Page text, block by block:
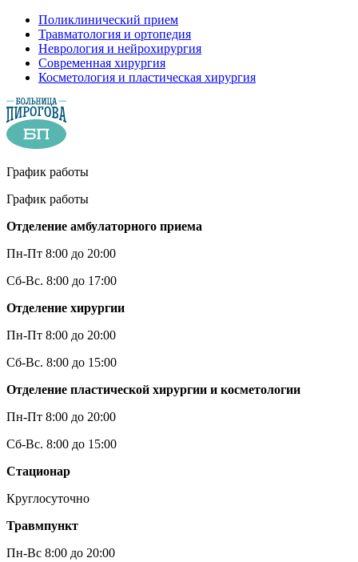
Поликлинический прием
Травматология и ортопедия
Неврология и нейрохирургия
Современная хирургия
Косметология и пластическая хирургия
График работы
График работы
Отделение амбулаторного приема
Пн-Пт 8:00 до 20:00
Сб-Вс. 8:00 до 17:00
Отделение хирургии
Пн-Пт 8:00 до 20:00
Сб-Вс. 8:00 до 15:00
Отделение пластической хирургии и косметологии
Пн-Пт 8:00 до 20:00
Сб-Вс. 8:00 до 15:00
Стационар
Круглосуточно
Травмпункт
Пн-Вс 8:00 до 20:00